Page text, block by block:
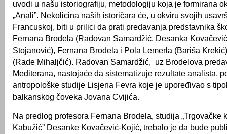
uvodi u našu istoriografiju, metodologiju koja je formirana
„Anali”. Nekolicina naših istoričara će, u okviru svojih
Francuskoj, biti u prilici da prati predavanja predstavnika
Fernana Brodela (Radovan Samardžić, Desanka
Stojanović), Fernana Brodela i Pola Lemerla (Bariša
(Rade Mihaljčić). Radovan Samardžić, uz Brodelova
Mediterana, nastojaće da sistematizuje rezultate analista,
antropološke studije Lisjena Fevra koje je upoređivao s
balkanskog čoveka Jovana Cvijića.
Na predlog profesora Fernana Brodela, studija „Trgovačke
Kabužić” Desanke Kovačević-Kojić, trebalo je da bude